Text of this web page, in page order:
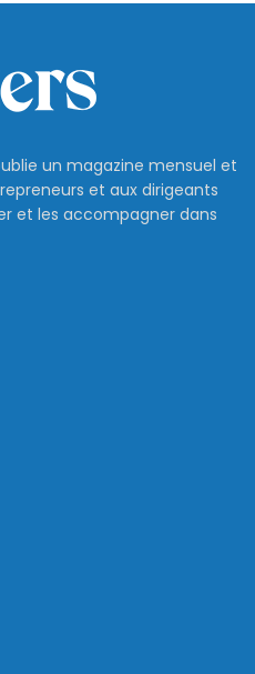
un magazine mensuel et
et aux dirigeants
et les accompagner dans